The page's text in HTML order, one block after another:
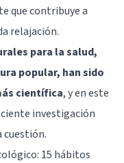
que contribuye a
relajación.
para la salud,
popular, han sido
científica, y en este
investigación
cuestión.
15 hábitos